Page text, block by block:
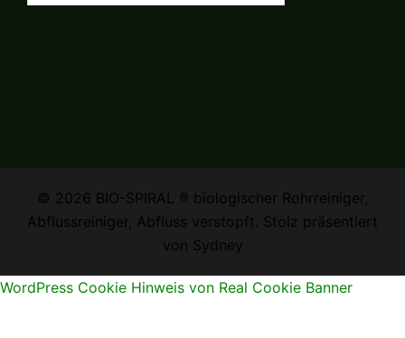
© 2026 BIO-SPIRAL ® biologischer Rohrreiniger,
Abflussreiniger, Abfluss verstopft. Stolz präsentiert
von Sydney
WordPress Cookie Hinweis von Real Cookie Banner